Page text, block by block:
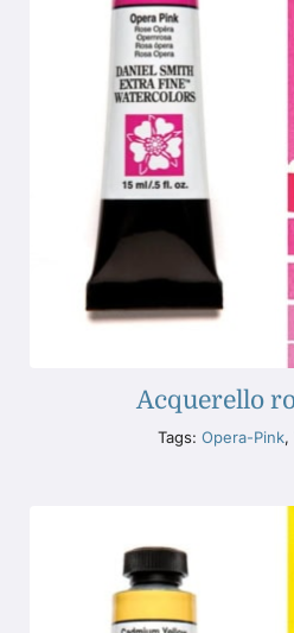
Acquerello
Tags: Opera-Pink,